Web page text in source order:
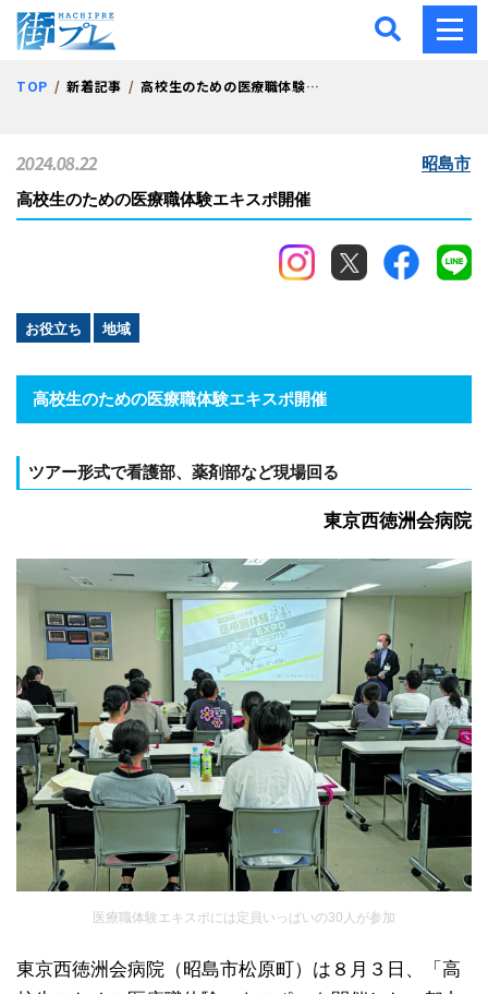
街プレ -東京・西多摩の
TOP 新着記事 高校生のための医療職体験エキスポ開催
高校生のための医療職体験エキスポ開催
お役立ち 地域
2024.08.22 昭島市
高校生のための医療職体験エキスポ開催
ツアー形式で看護部、薬剤部など現場回る
東京西徳洲会病院
医療職体験エキスポには定員いっぱいの30人が参加
東京西徳洲会病院（昭島市松原町）は８月３日、「高